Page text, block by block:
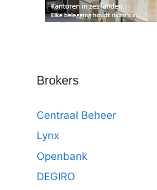
Brokers
Centraal Beheer
Lynx
Openbank
DEGIRO